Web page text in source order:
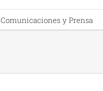
Comunicaciones y Prensa